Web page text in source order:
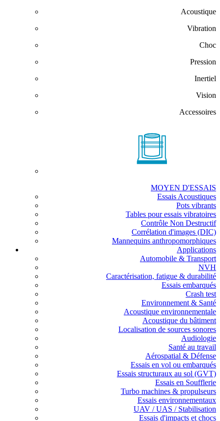
Acoustique
Vibration
Choc
Pression
Inertiel
Vision
Accessoires
MOYEN D'ESSAIS
Essais Acoustiques
Pots vibrants
Tables pour essais vibratoires
Contrôle Non Destructif
Corrélation d'images (DIC)
Mannequins anthropomorphiques
Applications
Automobile & Transport
NVH
Caractérisation, fatigue & durabilité
Essais embarqués
Crash test
Environnement & Santé
Acoustique environnementale
Acoustique du bâtiment
Localisation de sources sonores
Audiologie
Santé au travail
Aérospatial & Défense
Essais en vol ou embarqués
Essais structuraux au sol (GVT)
Essais en Soufflerie
Turbo machines & propulseurs
Essais environnementaux
UAV / UAS / Stabilisation
Essais d'impacts et chocs